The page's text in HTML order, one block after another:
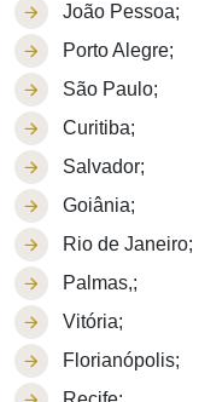
João Pessoa;
Porto Alegre;
São Paulo;
Curitiba;
Salvador;
Goiânia;
Rio de Janeiro;
Palmas,;
Vitória;
Florianópolis;